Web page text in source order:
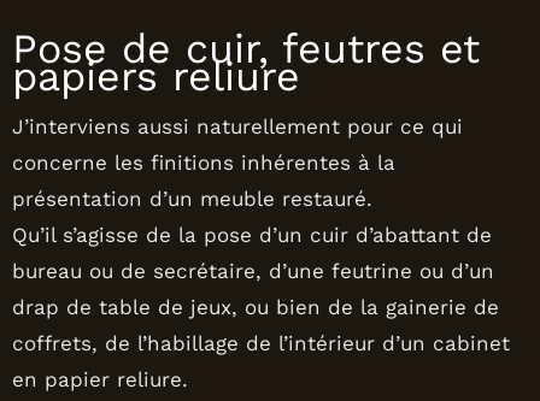
Pose de cuir, feutres et
papiers reliure
J’interviens aussi naturellement pour ce qui
concerne les finitions inhérentes à la
présentation d’un meuble restauré.
Qu’il s’agisse de la pose d’un cuir d’abattant de
bureau ou de secrétaire, d’une feutrine ou d’un
drap de table de jeux, ou bien de la gainerie de
coffrets, de l’habillage de l’intérieur d’un cabinet
en papier reliure.